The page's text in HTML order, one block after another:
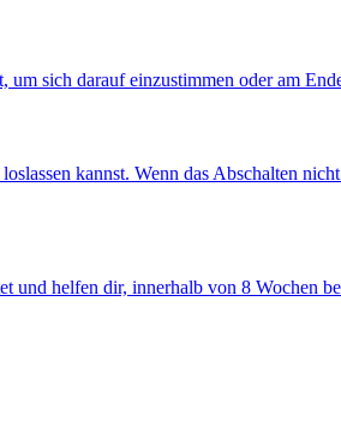
sich darauf einzustimmen oder am
kannst. Wenn das Abschalten
helfen dir, innerhalb von 8 Wochen